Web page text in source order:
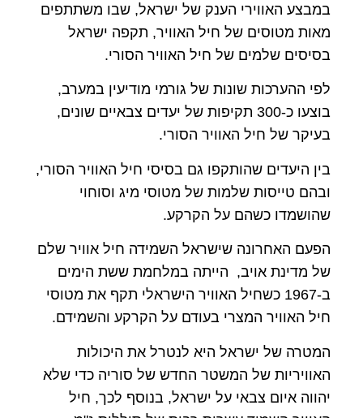
במבצע האווירי הענק של ישראל, שבו משתתפים
מאות מטוסים של חיל האוויר, תקפה ישראל
בסיסים שלמים של חיל האוויר הסורי.
לפי ההערכות שונות של גורמי מודיעין במערב,
בוצעו כ-300 תקיפות של יעדים צבאיים שונים,
בעיקר של חיל האוויר הסורי.
בין היעדים שהותקפו גם בסיסי חיל האוויר הסורי,
ובהם טייסות שלמות של מטוסי מיג וסוחוי
שהושמדו כשהם על הקרקע.
הפעם האחרונה שישראל השמידה חיל אוויר שלם
של מדינת אויב, הייתה במלחמת ששת הימים
ב-1967 כשחיל האוויר הישראלי תקף את מטוסי
חיל האוויר המצרי בעודם על הקרקע והשמידם.
המטרה של ישראל היא לנטרל את היכולות
האוויריות של המשטר החדש של סוריה כדי שלא
יהווה איום צבאי על ישראל, בנוסף לכך, חיל